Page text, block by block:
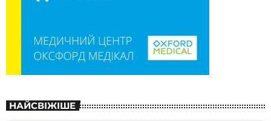
НАЙСВІЖІШЕ